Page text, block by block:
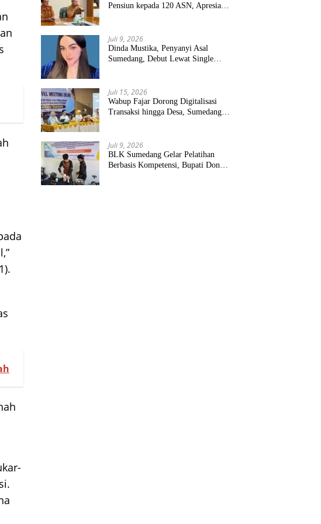
Pensiun kepada 120 ASN, Apresiasi
Juli 9, 2026
Dinda Mustika, Penyanyi Asal
Sumedang, Debut Lewat Single
Juli 15, 2026
Wabup Fajar Dorong Digitalisasi
Transaksi hingga Desa, Sumedang
Juli 9, 2026
BLK Sumedang Gelar Pelatihan
Berbasis Kompetensi, Bupati Dony